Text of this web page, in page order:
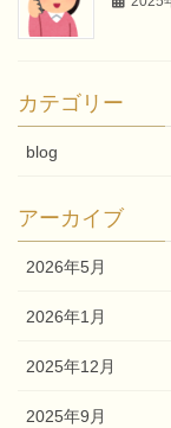
カテゴリー
blog
アーカイブ
2026年5月
2026年1月
2025年12月
2025年9月